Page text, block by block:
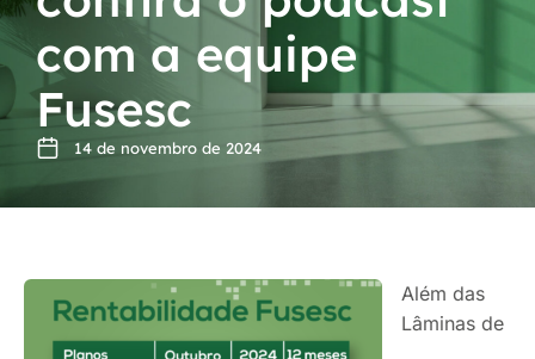
com a equipe
Fusesc
14 de novembro de 2024
Além das
Lâminas de